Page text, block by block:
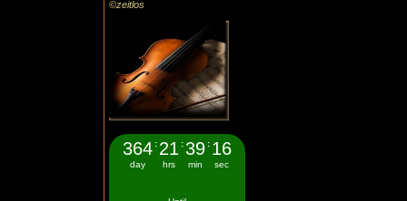
©zeitlos
364
day
: 21
hrs
:39
min
: 16
sec